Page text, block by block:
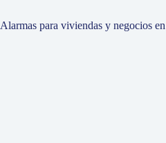
Alarmas para viviendas y negocios